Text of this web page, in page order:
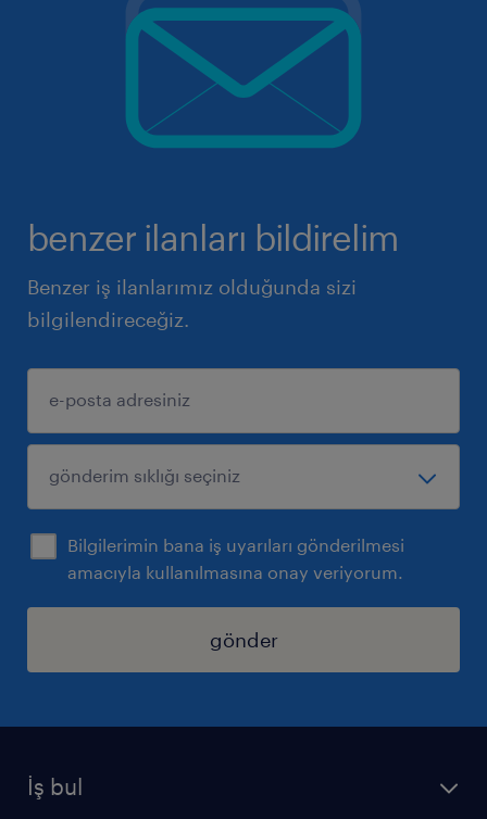
benzer ilanları bildirelim
Benzer iş ilanlarımız olduğunda sizi
bilgilendireceğiz.
Bilgilerimin bana iş uyarıları gönderilmesi
amacıyla kullanılmasına onay veriyorum.
gönder
İş bul